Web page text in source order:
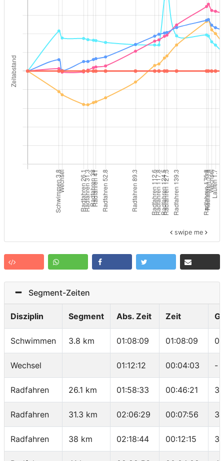
swipe me
Segment-Zeiten
Disziplin Segment Abs. Zeit Zeit
Schwimmen 3.8 km 01:08:09 01:08:09
Wechsel 01:12:12 00:04:03 -
Radfahren 26.1 km 01:58:33 00:46:21
Radfahren 31.3 km 02:06:29 00:07:56
Radfahren 38 km 02:18:44 00:12:15